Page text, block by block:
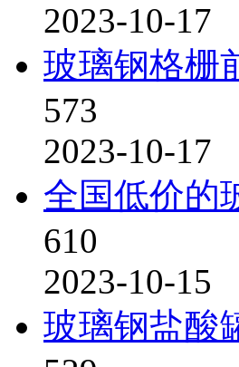
2023-10-17
玻璃钢格栅
573
2023-10-17
全国低价的
610
2023-10-15
玻璃钢盐酸